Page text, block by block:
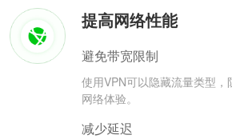
提高网络性能
避免带宽限制
使用VPN可以隐藏流量类型
网络体验。
减少延迟